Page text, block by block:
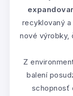
recyklovaný
nové výrobky,
Z
balení
schopnosť